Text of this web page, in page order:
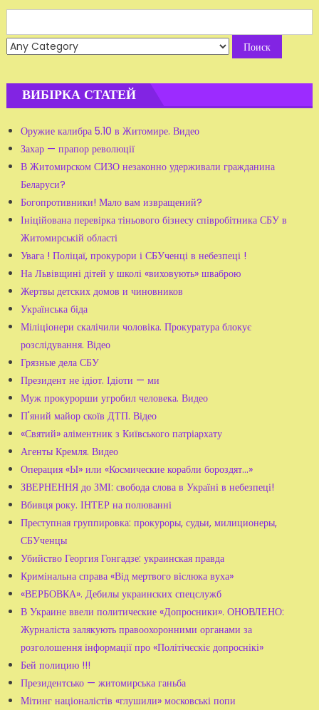
for:
ВИБІРКА СТАТЕЙ
Оружие калибра 5.10 в Житомире. Видео
Захар — прапор революції
В Житомирском СИЗО незаконно удерживали гражданина
Беларуси?
Богопротивники! Мало вам извращений?
Ініційована перевірка тіньового бізнесу співробітника СБУ в
Житомирській області
Увага ! Поліцаї, прокурори і СБУченці в небезпеці !
На Львівщині дітей у школі «виховують» шваброю
Жертвы детских домов и чиновников
Українська біда
Міліціонери скалічили чоловіка. Прокуратура блокує
розслідування. Відео
Грязные дела СБУ
Президент не ідіот. Ідіоти — ми
Муж прокурорши угробил человека. Видео
П'яний майор скоїв ДТП. Відео
«Святий» аліментник з Київського патріархату
Агенты Кремля. Видео
Операция «Ы» или «Космические корабли бороздят...»
ЗВЕРНЕННЯ до ЗМІ: свобода слова в Україні в небезпеці!
Вбивця року. ІНТЕР на полюванні
Преступная группировка: прокуроры, судьи, милиционеры,
СБУченцы
Убийство Георгия Гонгадзе: украинская правда
Кримінальна справа «Від мертвого віслюка вуха»
«ВЕРБОВКА». Дебилы украинских спецслужб
В Украине ввели политические «Допросники». ОНОВЛЕНО:
Журналіста залякують правоохоронними органами за
розголошення інформації про «Політічєскіє допроснікі»
Бей полицию !!!
Президентсько — житомирська ганьба
Мітинг націоналістів «глушили» московські попи